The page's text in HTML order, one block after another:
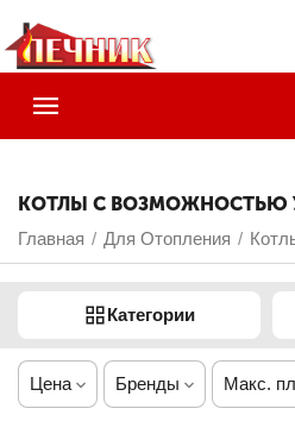
КОТЛЫ С ВОЗМОЖНОСТЬЮ
Главная / Для Отопления /
Категории
Цена Бренды Макс.